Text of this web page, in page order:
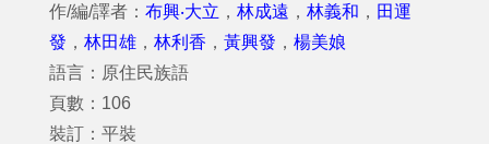
作/編/譯者： 布興‧大立 ， 林成遠 ， 林義和 ， 田運
發 ， 林田雄 ， 林利香 ， 黃興發 ， 楊美娘
語言：原住民族語
頁數：106
裝訂：平裝